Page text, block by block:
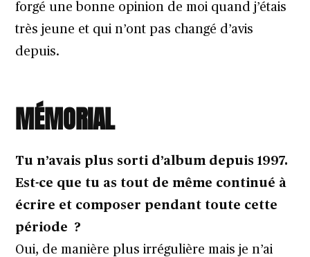
forgé une bonne opinion de moi quand j’étais
très jeune et qui n’ont pas changé d’avis
depuis.
MÉMORIAL
Tu n’avais plus sorti d’album depuis 1997.
Est-ce que tu as tout de même continué à
écrire et composer pendant toute cette
période ?
Oui, de manière plus irrégulière mais je n’ai